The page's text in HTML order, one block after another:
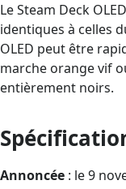
Le Steam Deck
identiques à celles
OLED peut être
marche orange vif
entièrement noirs.
Annoncée : le 9